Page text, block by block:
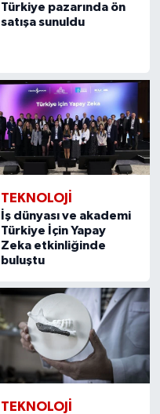
Türkiye pazarında ön
satışa sunuldu
TEKNOLOJİ
İş dünyası ve akademi
Türkiye İçin Yapay
Zeka etkinliğinde
buluştu
TEKNOLOJİ